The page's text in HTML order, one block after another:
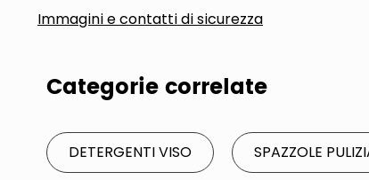
Immagini e contatti di sicurezza
Categorie correlate
DETERGENTI VISO SPAZZOLE